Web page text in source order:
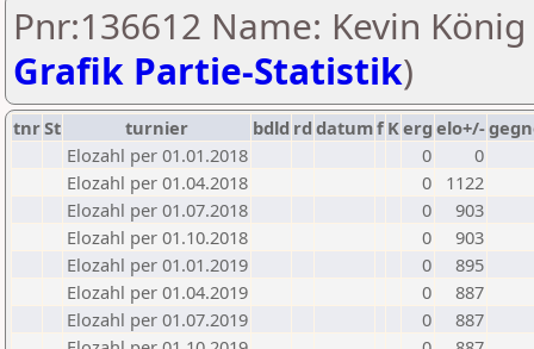
Pnr:136612 Name: Kevin König
Grafik Partie-Statistik)
tnrSt turnier bdld rd datumf Kerg elo+/-
Elozahl per 01.01.2018
0
0
Elozahl per 01.04.2018
0
1122
Elozahl per 01.07.2018
0
903
Elozahl per 01.10.2018
0
903
Elozahl per 01.01.2019
0
895
Elozahl per 01.04.2019
0
887
Elozahl per 01.07.2019
0
887